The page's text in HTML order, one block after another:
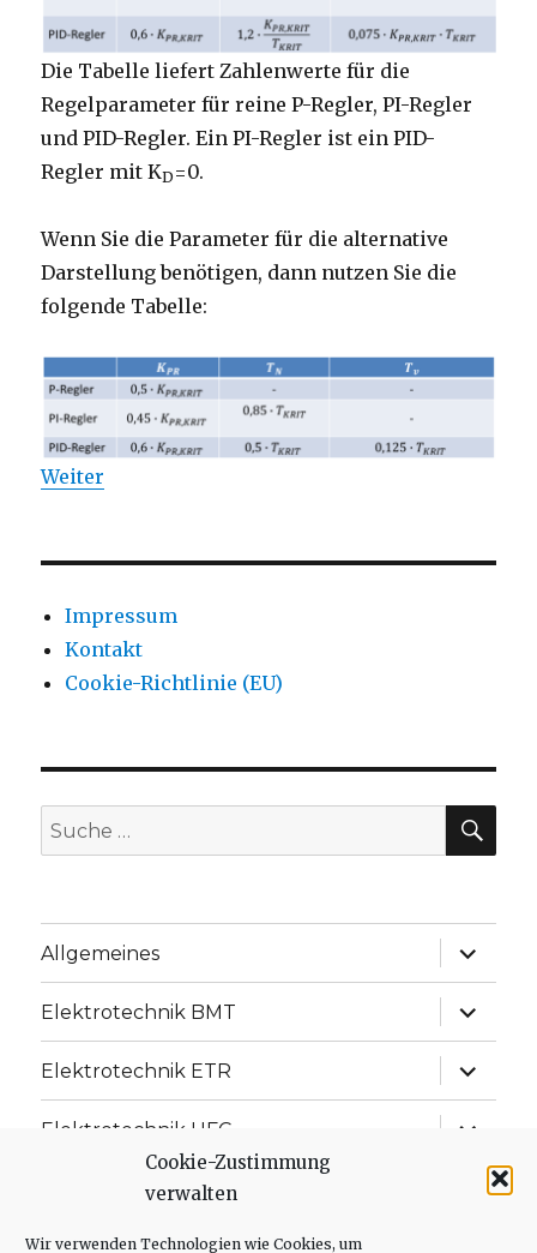
Cookie-Zustimmung
verwalten
Wir verwenden Technologien wie Cookies, um
Die Tabelle liefert Zahlenwerte für die
Regelparameter für reine P-Regler, PI-Regler
und PID-Regler. Ein PI-Regler ist ein PID-
Regler mit KD =0.
Wenn Sie die Parameter für die alternative
Darstellung benötigen, dann nutzen Sie die
folgende Tabelle:
Weiter
Impressum
Kontakt
Cookie-Richtlinie (EU)
Suche
nach:
Allgemeines
Elektrotechnik BMT
Elektrotechnik ETR
Elektrotechnik UFC
Elektrotechnik ISD
Messtechnik